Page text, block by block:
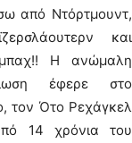
από Ντόρτμουντ,
και
Η ανώμαλη
έφερε στο
τον Ότο Ρεχάγκελ
14 χρόνια του